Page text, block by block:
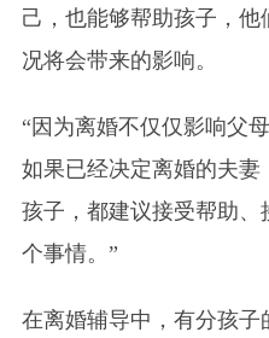
己，也能够帮助孩子，
况将会带来的影响。
“因为离婚不仅仅影响父
如果已经决定离婚的夫
孩子，都建议接受帮助
个事情。”
在离婚辅导中，有分孩